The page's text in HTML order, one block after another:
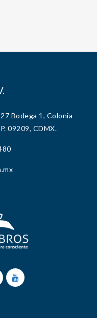
Bodega 1, Colonia
09209, CDMX.